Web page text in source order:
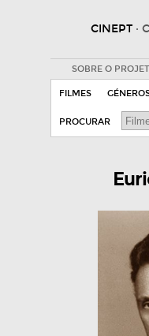
CINEPT ·
SOBRE O
FILMES
PROCURAR